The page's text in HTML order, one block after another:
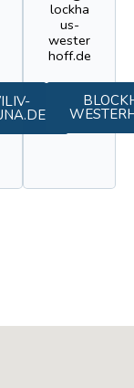
lockha
us-
wester
hoff.de